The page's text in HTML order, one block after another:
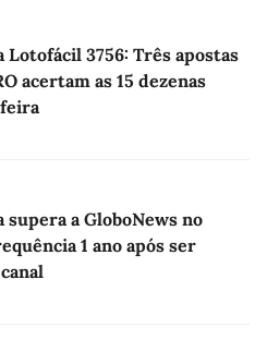
Lotofácil 3756: Três apostas
acertam as 15 dezenas
supera a GloboNews no
1 ano após ser